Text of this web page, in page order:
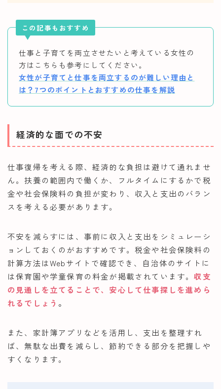
この記事もおすすめ
仕事と子育てを両立させたいと考えている女性の
方はこちらも参考にしてください。
女性が子育てと仕事を両立するのが難しい理由と
は？7つのポイントとおすすめの仕事を解説
経済的な面での不安
仕事復帰を考える際、経済的な負担は避けて通れませ
ん。扶養の範囲内で働くか、フルタイムにするかで税
金や社会保険料の負担が変わり、収入と支出のバラン
スを考える必要があります。
不安を減らすには、事前に収入と支出をシミュレーシ
ョンしておくのがおすすめです。税金や社会保険料の
計算方法はWebサイトで確認でき、自治体のサイトに
は保育園や学童保育の料金が掲載されています。収支
の見通しを立てることで、安心して仕事探しを進めら
れるでしょう 。
また、家計簿アプリなどを活用し、支出を整理すれ
ば、無駄な出費を減らし、節約できる部分を把握しや
すくなります。